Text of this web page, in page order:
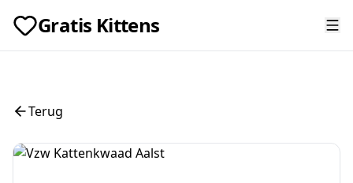
Gratis Kittens
Terug